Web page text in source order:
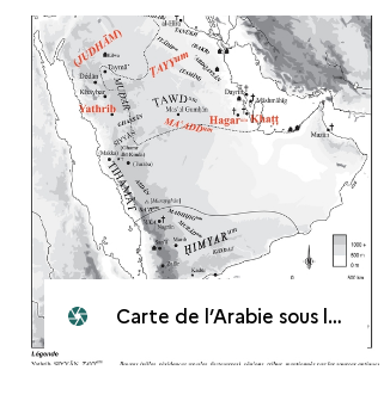
Carte de l’Arabie sous le règne d’Abraha